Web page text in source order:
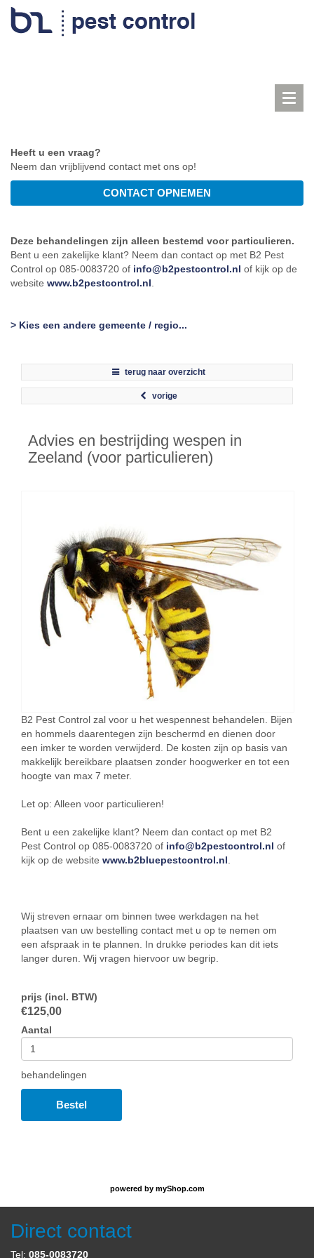
Heeft u een vraag?
Neem dan vrijblijvend contact met ons op!
Deze behandelingen zijn alleen bestemd voor particulieren.
Bent u een zakelijke klant? Neem dan contact op met B2 Pest
Control op 085-0083720 of info@b2pestcontrol.nl of kijk op de
website www.b2pestcontrol.nl.
> Kies een andere gemeente / regio...
terug naar overzicht
vorige
Advies en bestrijding wespen in
Zeeland (voor particulieren)
B2 Pest Control zal voor u het wespennest behandelen. Bijen
en hommels daarentegen zijn beschermd en dienen door
een imker te worden verwijderd. De kosten zijn op basis van
makkelijk bereikbare plaatsen zonder hoogwerker en tot een
hoogte van max 7 meter.
Let op: Alleen voor particulieren!
Bent u een zakelijke klant? Neem dan contact op met B2
Pest Control op 085-0083720 of info@b2pestcontrol.nl of
kijk op de website www.b2bluepestcontrol.nl
Wij streven ernaar om binnen twee werkdagen na het
plaatsen van uw bestelling contact met u op te nemen om
een afspraak in te plannen. In drukke periodes kan dit iets
langer duren. Wij vragen hiervoor uw begrip.
prijs (incl. BTW)
€125,00
Aantal
behandelingen
Bestel
powered by myShop.com
Direct contact
Tel: 085-0083720